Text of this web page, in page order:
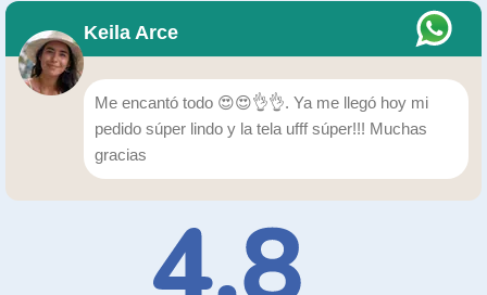
Keila Arce
Me encantó todo 😍😍👌👌. Ya me llegó hoy mi
pedido súper lindo y la tela ufff súper!!! Muchas
gracias